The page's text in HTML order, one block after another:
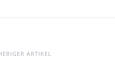
ARTIKEL